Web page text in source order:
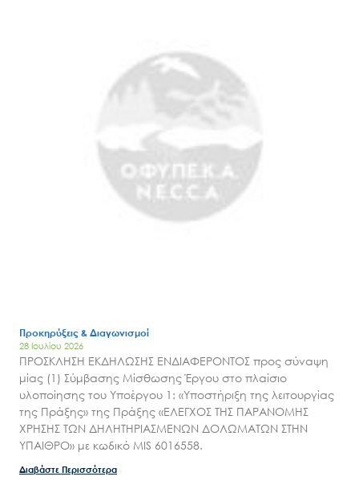
Προκηρύξεις & Διαγωνισμοί
28 Ιουλίου 2026
ΠΡΟΣΚΛΗΣΗ ΕΚΔΗΛΩΣΗΣ ΕΝΔΙΑΦΕΡΟΝΤΟΣ προς σύναψη
μίας (1) Σύμβασης Μίσθωσης Έργου στο πλαίσιο
υλοποίησης του Υποέργου 1: «Υποστήριξη της λειτουργίας
της Πράξης» της Πράξης «ΕΛΕΓΧΟΣ ΤΗΣ ΠΑΡΑΝΟΜΗΣ
ΧΡΗΣΗΣ ΤΩΝ ΔΗΛΗΤΗΡΙΑΣΜΕΝΩΝ ΔΟΛΩΜΑΤΩΝ ΣΤΗΝ
ΥΠΑΙΘΡΟ» με κωδικό MIS 6016558.
Διαβάστε Περισσότερα